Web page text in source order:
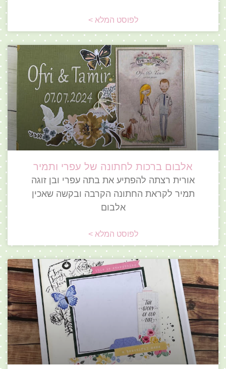
לפוסט המלא >
אלבום ברכות לחתונה של עפרי ותמיר
אורית רצתה להפתיע את בתה עפרי ובן זוגה
תמיר לקראת החתונה הקרבה ובקשה שאכין
אלבום
לפוסט המלא >